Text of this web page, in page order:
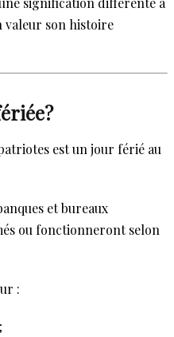
valeur son histoire
est un jour férié au
et bureaux
ou fonctionneront selon
: